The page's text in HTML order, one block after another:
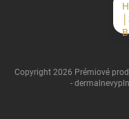
Copyright 2026 Prémiové
-